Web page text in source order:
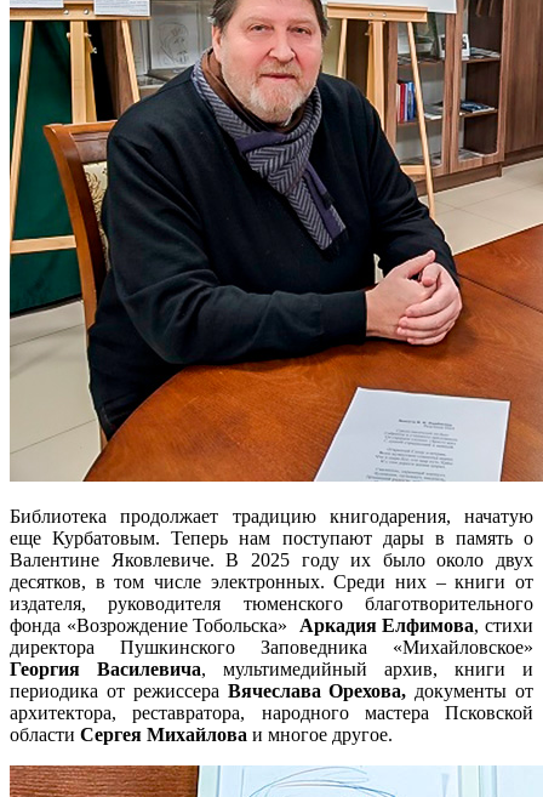
Библиотека продолжает традицию книгодарения, начатую
еще Курбатовым. Теперь нам поступают дары в память о
Валентине Яковлевиче. В 2025 году их было около двух
десятков, в том числе электронных. Среди них – книги от
издателя, руководителя тюменского благотворительного
фонда «Возрождение Тобольска» Аркадия Елфимова, стихи
директора Пушкинского Заповедника «Михайловское»
Георгия Василевича, мультимедийный архив, книги и
периодика от режиссера Вячеслава Орехова, документы от
архитектора, реставратора, народного мастера Псковской
области Сергея Михайлова и многое другое.